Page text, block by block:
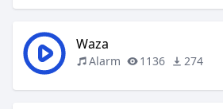
Waza
Alarm 1136 274